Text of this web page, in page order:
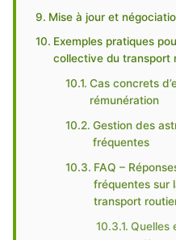
Mise à jour et
Exemples pratiques
collective du transport
Cas concrets
rémunération
Gestion des
fréquentes
FAQ –
fréquentes sur
transport
Quelles